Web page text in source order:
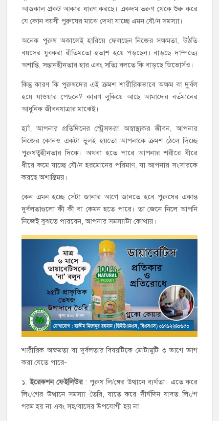
আজকাল প্রকট আকার ধারণ করছে। একদম তরুণ থেকে শুরু করে
যে কোন বয়সী পুরুষের মাঝে দেখা যাচ্ছে এমন যৌ/ন সমস্যা।
অনেক পুরুষ অকালেই হারিয়ে ফেলছেন নিজের সক্ষমতা, উঠতি
বয়সের যুবকরা রীতিমতো হতাশ হয়ে পড়ছেন। বাড়ছে দাম্পত্যে
অশান্তি, সন্তানহীনতার হার এবং সত্যি বলতে কি বাড়ছে ডিভোর্সও।
কিন্তু কারণ কি পুরুষদের এই ক্রমশ শারীরিকভাবে অক্ষম বা দুর্বল
হয়ে যাওয়ার পেছনে? কারণ লুকিয়ে আছে আমাদের বর্তমানের
আধুনিক জীবনযাত্রার মাঝেই।
হ্যাঁ, আপনার প্রতিদিনের স্ট্রেসভরা অস্বাস্থ্যকর জীবন, আপনার
নিজের কোনও একটা ভুলই হয়তো আপনাকে ক্রমশ ঠেলে দিচ্ছে
পুরুষত্বহীনতার দিকে। অথবা হতে পারে আপনার শরীরে ধীরে
ধীরে কমে যাচ্ছে যৌ/ন হরমোনের পরিমাণ, যা আপনার সংসারকে
করছে অশান্তিময়।
কেন এমন হচ্ছে সেটা জানার আগে জানতে হবে পুরুষের একান্ত
দুর্বলতাগুলো কী কী বা কেমন হতে পারে। তা জেনে নিলে আপনি
নিজেই বুঝতে পারবেন, আপনার সমস্যাটা কোথায়।
শারীরিক অক্ষমতা বা দুর্বলতার বিষয়টিকে মোটামুটি ৩ ভাগে ভাগ
করা যেতে পারে-
১.ইরেকশন ফেইলিউর: পুরুষ লি/ঙ্গের উত্থানে ব্যর্থতা। এতে করে
লিং/গের উত্থানে সমস্যা তৈরি, যাতে করে দীর্ঘদিন যাবত লিং/গ
গরম হয় না এবং সহ/বাসের উপযোগী হয় না।